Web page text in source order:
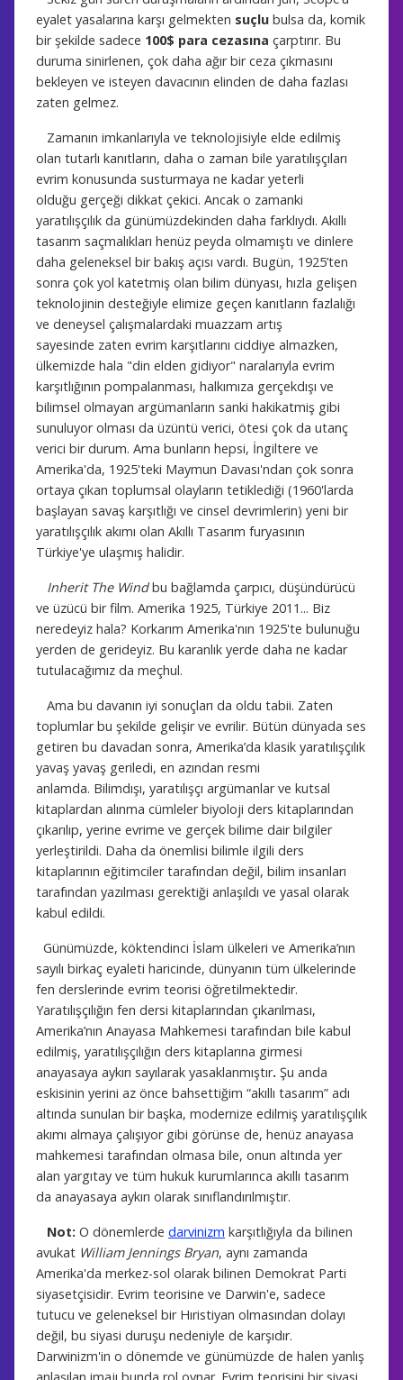
eyalet yasalarına karşı gelmekten suçlu bulsa da, komik
bir şekilde sadece 100$ para cezasına çarptırır. Bu
duruma sinirlenen, çok daha ağır bir ceza çıkmasını
bekleyen ve isteyen davacının elinden de daha fazlası
zaten gelmez.
Zamanın imkanlarıyla ve teknolojisiyle elde edilmiş
olan tutarlı kanıtların, daha o zaman bile yaratılışçıları
evrim konusunda susturmaya ne kadar yeterli
olduğu gerçeği dikkat çekici. Ancak o zamanki
yaratılışçılık da günümüzdekinden daha farklıydı. Akıllı
tasarım saçmalıkları henüz peyda olmamıştı ve dinlere
daha geleneksel bir bakış açısı vardı. Bugün, 1925’ten
sonra çok yol katetmiş olan bilim dünyası, hızla gelişen
teknolojinin desteğiyle elimize geçen kanıtların fazlalığı
ve deneysel çalışmalardaki muazzam artış
sayesinde zaten evrim karşıtlarını ciddiye almazken,
ülkemizde hala "din elden gidiyor" naralarıyla evrim
karşıtlığının pompalanması, halkımıza gerçekdışı ve
bilimsel olmayan argümanların sanki hakikatmiş gibi
sunuluyor olması da üzüntü verici, ötesi çok da utanç
verici bir durum. Ama bunların hepsi, İngiltere ve
Amerika'da, 1925'teki Maymun Davası'ndan çok sonra
ortaya çıkan toplumsal olayların tetiklediği (1960'larda
başlayan savaş karşıtlığı ve cinsel devrimlerin) yeni bir
yaratılışçılık akımı olan Akıllı Tasarım furyasının
Türkiye'ye ulaşmış halidir.
Inherit The Windbu bağlamda çarpıcı, düşündürücü
ve üzücü bir film. Amerika 1925, Türkiye 2011... Biz
neredeyiz hala? Korkarım Amerika'nın 1925'te bulunuğu
yerden de gerideyiz. Bu karanlık yerde daha ne kadar
tutulacağımız da meçhul.
Ama bu davanın iyi sonuçları da oldu tabii. Zaten
toplumlar bu şekilde gelişir ve evrilir. Bütün dünyada ses
getiren bu davadan sonra, Amerika’da klasik yaratılışçılık
yavaş yavaş geriledi, en azından resmi
anlamda. Bilimdışı, yaratılışçı argümanlar ve kutsal
kitaplardan alınma cümleler biyoloji ders kitaplarından
çıkarılıp, yerine evrime ve gerçek bilime dair bilgiler
yerleştirildi. Daha da önemlisi bilimle ilgili ders
kitaplarının eğitimciler tarafından değil, bilim insanları
tarafından yazılması gerektiği anlaşıldı ve yasal olarak
kabul edildi.
Günümüzde, köktendinci İslam ülkeleri ve Amerika’nın
sayılı birkaç eyaleti haricinde, dünyanın tüm ülkelerinde
fen derslerinde evrim teorisi öğretilmektedir.
Yaratılışçılığın fen dersi kitaplarından çıkarılması,
Amerika’nın Anayasa Mahkemesi tarafından bile kabul
edilmiş, yaratılışçılığın ders kitaplarına girmesi
anayasaya aykırı sayılarak yasaklanmıştır. Şu anda
eskisinin yerini az önce bahsettiğim “akıllı tasarım” adı
altında sunulan bir başka, modernize edilmiş yaratılışçılık
akımı almaya çalışıyor gibi görünse de, henüz anayasa
mahkemesi tarafından olmasa bile, onun altında yer
alan yargıtay ve tüm hukuk kurumlarınca akıllı tasarım
da anayasaya aykırı olarak sınıflandırılmıştır.
Not: O dönemlerde darvinizm karşıtlığıyla da bilinen
avukat William Jennings Bryan, aynı zamanda
Amerika'da merkez-sol olarak bilinen Demokrat Parti
siyasetçisidir. Evrim teorisine ve Darwin'e, sadece
tutucu ve geleneksel bir Hıristiyan olmasından dolayı
değil, bu siyasi duruşu nedeniyle de karşıdır.
Darwinizm'in o dönemde ve günümüzde de halen yanlış